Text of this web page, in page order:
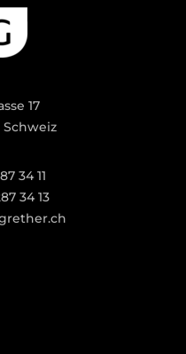
17
34 11
34 13